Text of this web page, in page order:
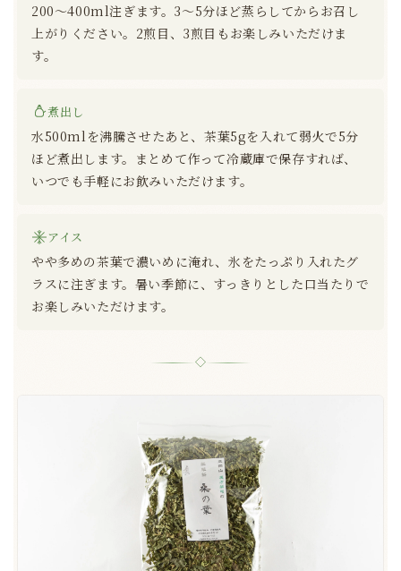
200〜400ml注ぎます。3〜5分ほど蒸らしてからお召し
上がりください。2煎目、3煎目もお楽しみいただけま
す。
煮出し
水500mlを沸騰させたあと、茶葉5gを入れて弱火で5分
ほど煮出します。まとめて作って冷蔵庫で保存すれば、
いつでも手軽にお飲みいただけます。
アイス
やや多めの茶葉で濃いめに淹れ、氷をたっぷり入れたグ
ラスに注ぎます。暑い季節に、すっきりとした口当たりで
お楽しみいただけます。
◇